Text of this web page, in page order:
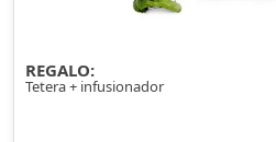
REGALO:
Tetera + infusionador